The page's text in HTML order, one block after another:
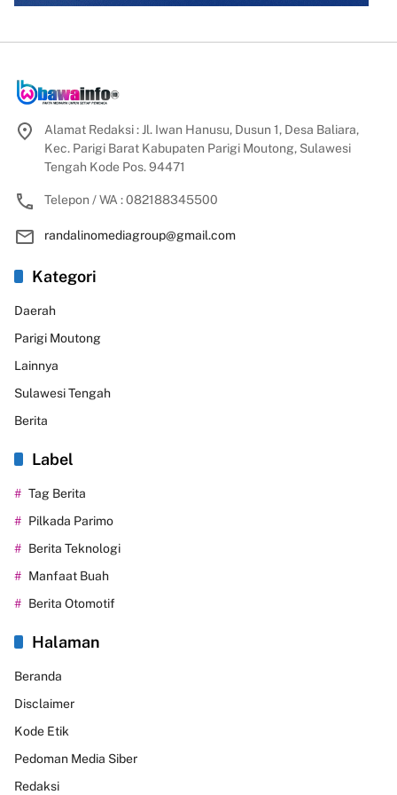
Alamat Redaksi : Jl. Iwan Hanusu, Dusun 1, Desa Baliara,
Kec. Parigi Barat Kabupaten Parigi Moutong, Sulawesi
Tengah Kode Pos. 94471
Telepon / WA : 082188345500
randalinomediagroup@gmail.com
Kategori
Daerah
Parigi Moutong
Lainnya
Sulawesi Tengah
Berita
Label
Tag Berita
Pilkada Parimo
Berita Teknologi
Manfaat Buah
Berita Otomotif
Halaman
Beranda
Disclaimer
Kode Etik
Pedoman Media Siber
Redaksi